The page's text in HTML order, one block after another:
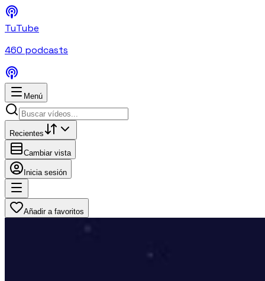
TuTube
460 podcasts
Menú
Recientes
Cambiar vista
Inicia sesión
Añadir a favoritos